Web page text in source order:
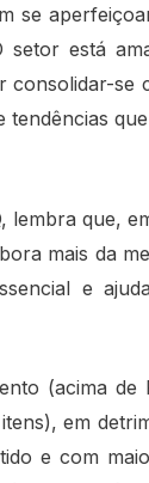
se
está
se
lembra que,
mais da
e
(acima
em
e com